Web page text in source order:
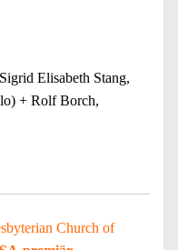
Elisabeth Stang,
+ Rolf Borch,
Church of